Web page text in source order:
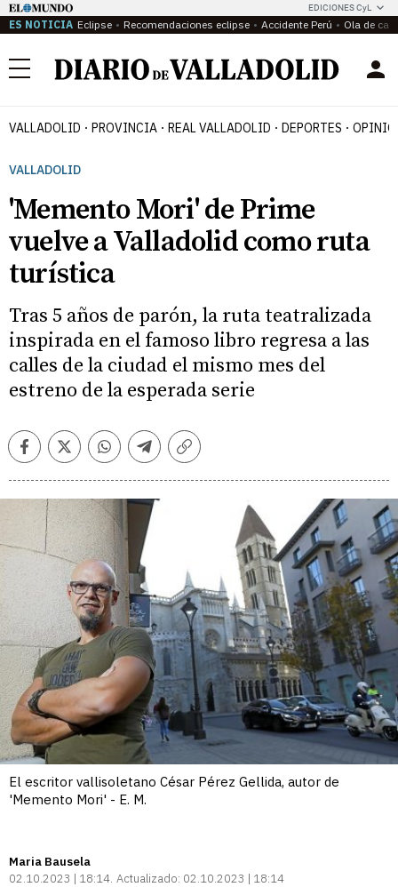
EDICIONES CyL
ES NOTICIA Eclipse Recomendaciones eclipse Accidente Perú Ola de
Menú
VALLADOLID PROVINCIA REAL VALLADOLID DEPORTES
VALLADOLID
'Memento Mori' de Prime
vuelve a Valladolid como ruta
turística
Tras 5 años de parón, la ruta teatralizada
inspirada en el famoso libro regresa a las
calles de la ciudad el mismo mes del
estreno de la esperada serie
FacebookTwitterWhatsappTelegramCopiar
El escritor vallisoletano César Pérez Gellida, autor de
'Memento Mori' - E. M.
Maria Bausela
02.10.2023 | 18:14 Actualizado: 02.10.2023 | 18:14